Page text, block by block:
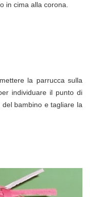
in cima alla corona.
la parrucca sulla
individuare il punto di
bambino e tagliare la